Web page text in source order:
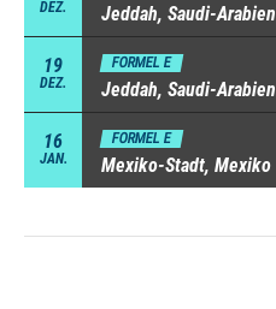
DEZ. Jeddah, Saudi-Arabien
19
DEZ.
FORMEL E
Jeddah, Saudi-Arabien
16
JAN.
FORMEL E
Mexiko-Stadt, Mexiko